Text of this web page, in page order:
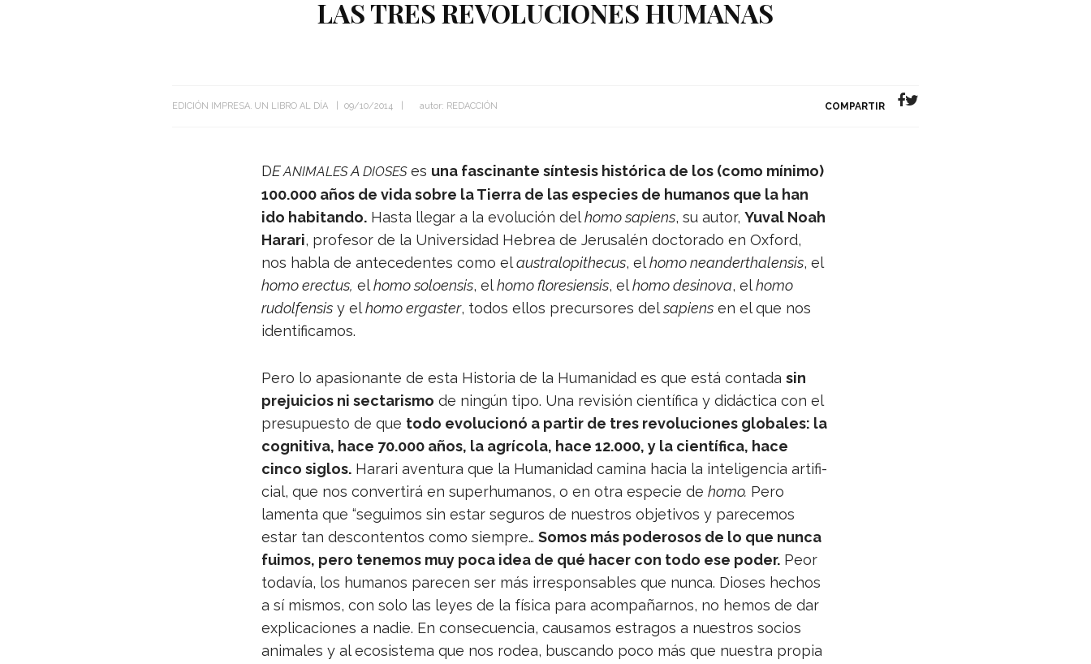
LAS TRES REVOLUCIONES HUMANAS
EDICIÓN IMPRESA UN LIBRO AL DÍA 09/10/2014 autor: REDACCIÓN COMPARTIR
DEANIMALESA DIOSESes una fas­ci­nante sín­te­sis his­tó­rica de los (como mínimo)
100.000 años de vida sobre la Tie­rra de las espe­cies de huma­nos que la han
ido habi­tando. Hasta lle­gar a la evo­lu­ción delhomo sapiens, su autor, Yuval Noah
Harari, pro­fe­sor de la Uni­ver­si­dad Hebrea de Jeru­sa­lén doc­to­rado en Oxford,
nos habla de ante­ce­den­tes como elaus­tra­lo­pit­he­cus, elhomo nean­dert­ha­len­sis, el
homo erec­tus, elhomo soloen­sis, elhomo flo­re­sien­sis, elhomo desinova, elhomo
rudol­fen­sis y elhomo ergas­ter, todos ellos pre­cur­so­res delsapiens en el que nos
identificamos.
Pero lo apa­sio­nante de esta His­to­ria de la Huma­ni­dad es que está con­tada sin
pre­jui­cios ni sec­ta­rismo de nin­gún tipo. Una revi­sión cien­tí­fica y didác­tica con el
pre­su­puesto de que todo evo­lu­cionó a par­tir de tres revo­lu­cio­nes glo­ba­les: la
cog­ni­tiva, hace 70.000 años, la agrí­cola, hace 12.000, y la cien­tí­fica, hace
cinco siglos. Harari aven­tura que la Huma­ni­dad camina hacia la inte­li­gen­cia arti­fi­
cial, que nos con­ver­tirá en super­hu­ma­nos, o en otra espe­cie de homo. Pero
lamenta que “segui­mos sin estar segu­ros de nues­tros obje­ti­vos y pare­ce­mos
estar tan des­con­ten­tos como siem­pre… Somos más pode­ro­sos de lo que nunca
fui­mos, pero tene­mos muy poca idea de qué hacer con todo ese poder. Peor
toda­vía, los huma­nos pare­cen ser más irres­pon­sa­bles que nunca. Dio­ses hechos
a sí mis­mos, con solo las leyes de la física para acom­pa­ñar­nos, no hemos de dar
expli­ca­cio­nes a nadie. En con­se­cuen­cia, cau­sa­mos estra­gos a nues­tros socios
ani­ma­les y al eco­sis­tema que nos rodea, bus­cando poco más que nues­tra pro­pia